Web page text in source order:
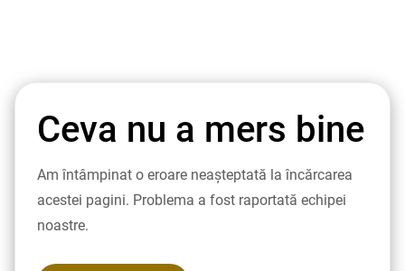
Ceva nu a mers bine
Am întâmpinat o eroare neașteptată la încărcarea
acestei pagini. Problema a fost raportată echipei
noastre.